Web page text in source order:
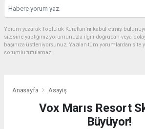
Yorum yazarak Topluluk Kuralları’nı kabul etmiş
sitesine yaptığınız yorumunuzla ilgili doğrudan veya
başınıza üstleniyorsunuz. Yazılan tüm yorumlardan
sorumlu tutulamaz.
Anasayfa Asayiş
Vox Marıs Resort
Büyüyor!